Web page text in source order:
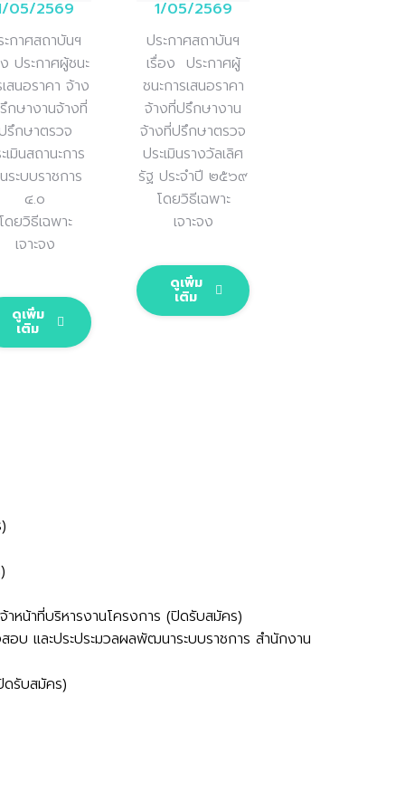
05/2569
กาศสถาบันฯ
ประกาศผู้ชนะ
สนอราคา จ้าง
กษางานจ้างที่
รึกษาตรวจ
เมินสถานะการ
ระบบราชการ
๔.๐
โดยวิธีเฉพาะ
เจาะจง
ดูเพิ่ม
เติม
1/05/2569
ประกาศสถาบันฯ
เรื่อง ประกาศผู้
ชนะการเสนอราคา
จ้างที่ปรึกษางาน
จ้างที่ปรึกษาตรวจ
ประเมินรางวัลเลิศ
รัฐ ประจำปี ๒๕๖๙
โดยวิธีเฉพาะ
เจาะจง
ดูเพิ่ม
เติม
หน้าที่บริหารงานโครงการ (ปิดรับสมัคร)
บ และประประมวลผลพัฒนาระบบราชการ สำนักงาน
ดรับสมัคร)